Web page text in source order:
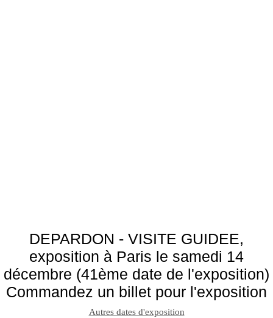
DEPARDON - VISITE GUIDEE,
exposition à Paris le samedi 14
décembre (41ème date de l'exposition)
Commandez un billet pour l'exposition
Autres dates d'exposition